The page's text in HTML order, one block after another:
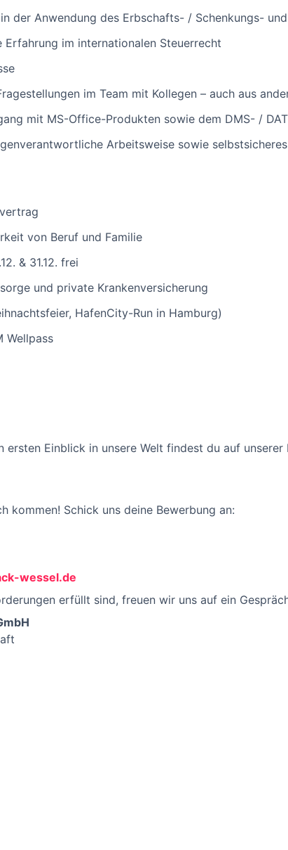
der Anwendung des Erbschafts- / Schenkungs-
Erfahrung im internationalen Steuerrecht
im Team mit Kollegen – auch aus
mit MS-Office-Produkten sowie dem DMS- /
Arbeitsweise sowie
von Beruf und Familie
& 31.12. frei
und private Krankenversicherung
HafenCity-Run in Hamburg)
Wellpass
ersten Einblick in unsere Welt findest du auf
kommen! Schick uns deine Bewerbung an:
wessel.de
erfüllt sind, freuen wir uns auf ein